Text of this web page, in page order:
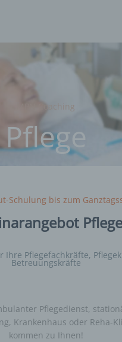
MPN Coaching
Pflege
Schulung bis zum
Pflege
Ihre Pflegefachkräfte,
Betreuungskräfte
Pflegedienst,
Krankenhaus oder Reha-
kommen zu Ihnen!